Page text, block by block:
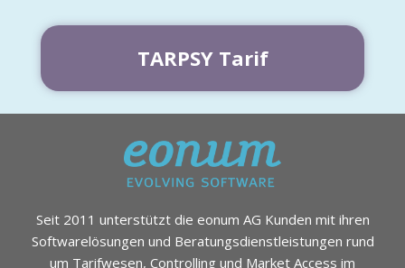
TARPSY Tarif
Seit 2011 unterstützt die eonum AG Kunden mit ihren
Softwarelösungen und Beratungsdienstleistungen rund
um Tarifwesen, Controlling und Market Access im